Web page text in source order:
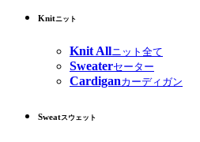
Knitニット
Knit Allニット全て
Sweaterセーター
Cardiganカーディガン
Sweatスウェット